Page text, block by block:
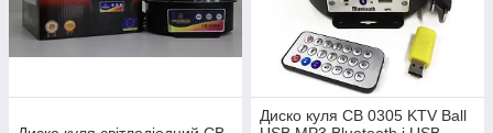
Диско куля CB 0305 KTV Ball